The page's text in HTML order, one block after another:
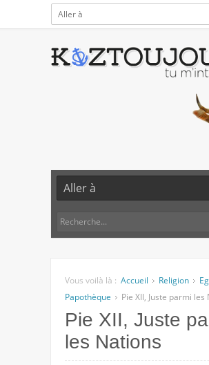
Vous voilà là : Accueil Religion
Papothèque
Pie XII, Juste parmi les
Pie XII, Juste
les Nations